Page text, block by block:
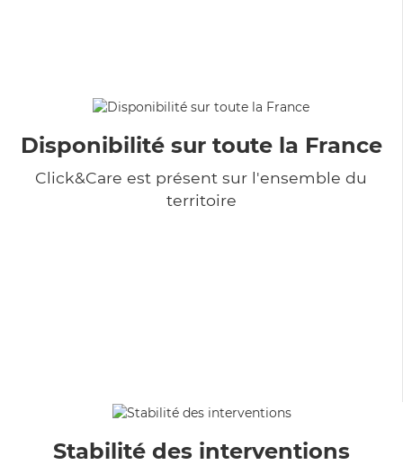
Disponibilité sur toute la France
Click&Care est présent sur l'ensemble du
territoire
Stabilité des interventions